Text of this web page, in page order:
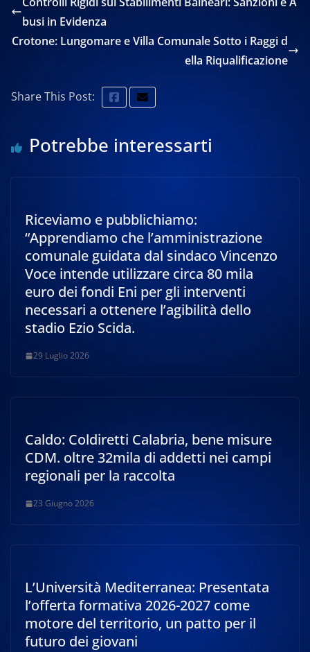
busi in Evidenza
Crotone: Lungomare e Villa Comunale Sotto i Raggi d
ella Riqualificazione
Share This Post:
Potrebbe interessarti
Riceviamo e pubblichiamo:
“Apprendiamo che l’amministrazione
comunale guidata dal sindaco Vincenzo
Voce intende utilizzare circa 80 mila
euro dei fondi Eni per gli interventi
necessari a ottenere l’agibilità dello
stadio Ezio Scida.
29 Luglio 2026
Caldo: Coldiretti Calabria, bene misure
CDM. oltre 32mila di addetti nei campi
regionali per la raccolta
23 Giugno 2026
L’Università Mediterranea: Presentata
l’offerta formativa 2026-2027 come
motore del territorio, un patto per il
futuro dei giovani